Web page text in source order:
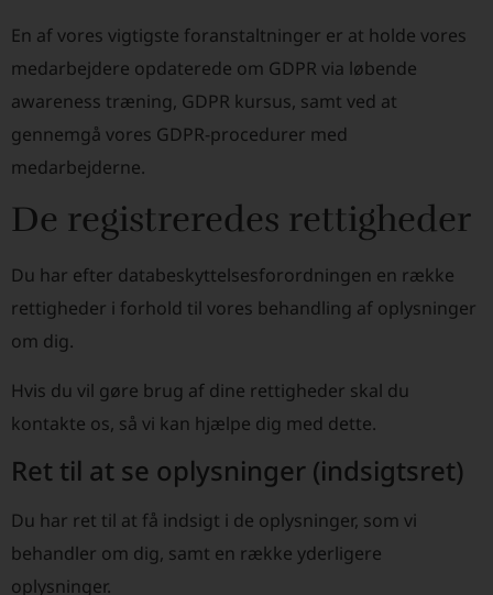
En af vores vigtigste foranstaltninger er at holde vores
medarbejdere opdaterede om GDPR via løbende
awareness træning, GDPR kursus, samt ved at
gennemgå vores GDPR-procedurer med
medarbejderne.
De registreredes rettigheder
Du har efter databeskyttelsesforordningen en række
rettigheder i forhold til vores behandling af oplysninger
om dig.
Hvis du vil gøre brug af dine rettigheder skal du
kontakte os, så vi kan hjælpe dig med dette.
Ret til at se oplysninger (indsigtsret)
Du har ret til at få indsigt i de oplysninger, som vi
behandler om dig, samt en række yderligere
oplysninger.